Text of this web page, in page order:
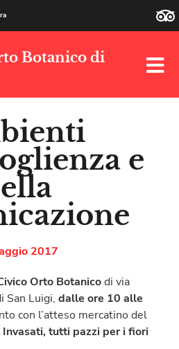
Botanico di
e
2017
Orto Botanicodi via
San Luigi, dalle ore 10 alle
con l’atteso mercatino del
Invasati, tutti pazzi per i fiori